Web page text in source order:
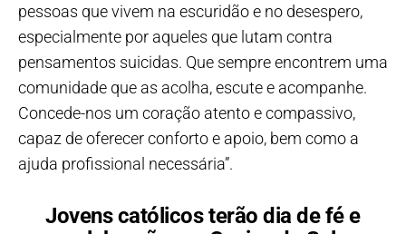
pessoas que vivem na escuridão e no desespero,
especialmente por aqueles que lutam contra
pensamentos suicidas. Que sempre encontrem uma
comunidade que as acolha, escute e acompanhe.
Concede-nos um coração atento e compassivo,
capaz de oferecer conforto e apoio, bem como a
ajuda profissional necessária”.
Jovens católicos terão dia de fé e